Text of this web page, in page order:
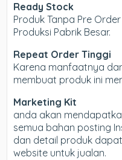
Ready Stock
Produk Tanpa Pre
Produksi Pabrik Besar.
Repeat Order Tinggi
Karena manfaatnya
membuat produk ini
Marketing Kit
anda akan
semua bahan posting
dan detail produk
website untuk jualan.